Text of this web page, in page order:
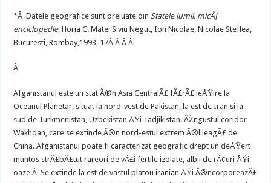
*Â Datele geografice sunt preluate dinStatele lumii, micÄƒ
enciclopedie, Horia C. Matei Siviu Negut, Ion Nicolae, Nicolae Steflea,
Bucuresti, Rombay,1993, 17Â Â Â Â
Â
Afganistanul este un stat Ã®n Asia CentralÃ£ fÃ£rÃ£ ieÅŸire la
Oceanul Planetar, situat la nord-vest de Pakistan, la est de Iran si la
sud de Turkmenistan, Uzbekistan ÅŸi Tadjikistan. ÃŽngustul coridor
Wakhdan, care se extinde Ã®n nord-estul extrem Ã®l leagÃ£ de
China. Afganistanul poate fi caracterizat geografic drept un deÅŸert
muntos strÃ£bÃ£tut rareori de vÃ£i fertile izolate, albii de rÃ¢uri ÅŸi
oaze.Â Se extinde la est de vastul platou iranian ÅŸi Ã®ncorporeazÃ£